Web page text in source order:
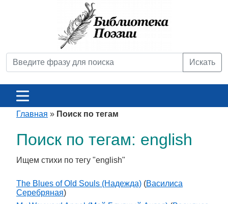
Искать
Главная » Поиск по тегам
Поиск по тегам: english
Ищем стихи по тегу "english"
The Blues of Old Souls (Надежда) (Василиса
Серебряная)